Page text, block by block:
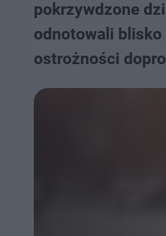
pokrzywdzone
odnotowali blisko
ostrożności